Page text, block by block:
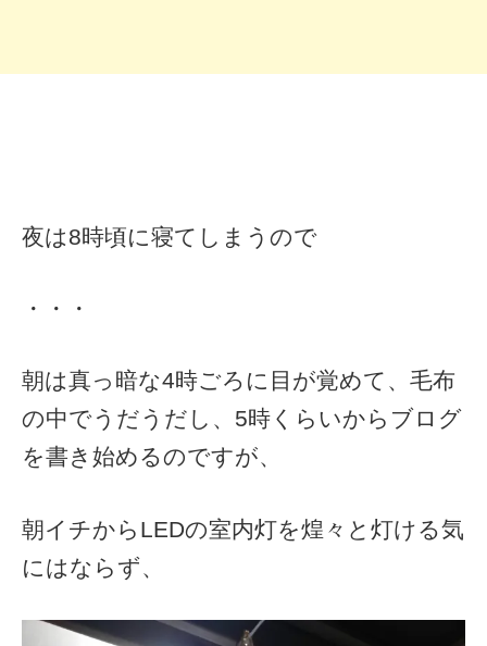
夜は8時頃に寝てしまうので
・・・
朝は真っ暗な4時ごろに目が覚めて、毛布
の中でうだうだし、5時くらいからブログ
を書き始めるのですが、
朝イチからLEDの室内灯を煌々と灯ける気
にはならず、